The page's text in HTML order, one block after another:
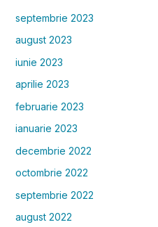
septembrie 2023
august 2023
iunie 2023
aprilie 2023
februarie 2023
ianuarie 2023
decembrie 2022
octombrie 2022
septembrie 2022
august 2022